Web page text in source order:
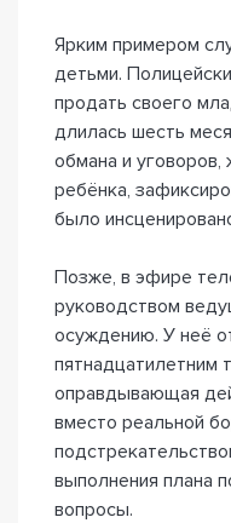
Ярким примером
детьми.
продать своего
длилась шесть
обмана и
ребёнка,
было
Позже, в эфире
руководством
осуждению. У неё
оправдывающая
вместо реальной
выполнения плана
вопросы.